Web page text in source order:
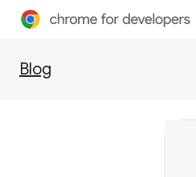
Blog